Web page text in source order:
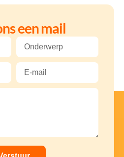
een mail